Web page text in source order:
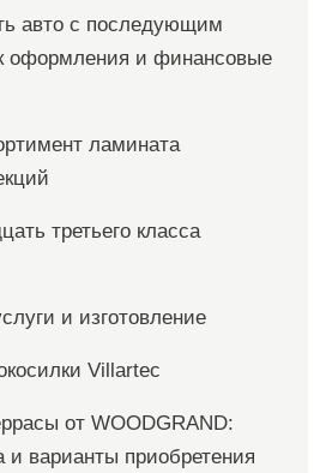
авто с последующим
оформления и финансовые
ламината
третьего класса
и изготовление
Villartec
от WOODGRAND:
и варианты приобретения